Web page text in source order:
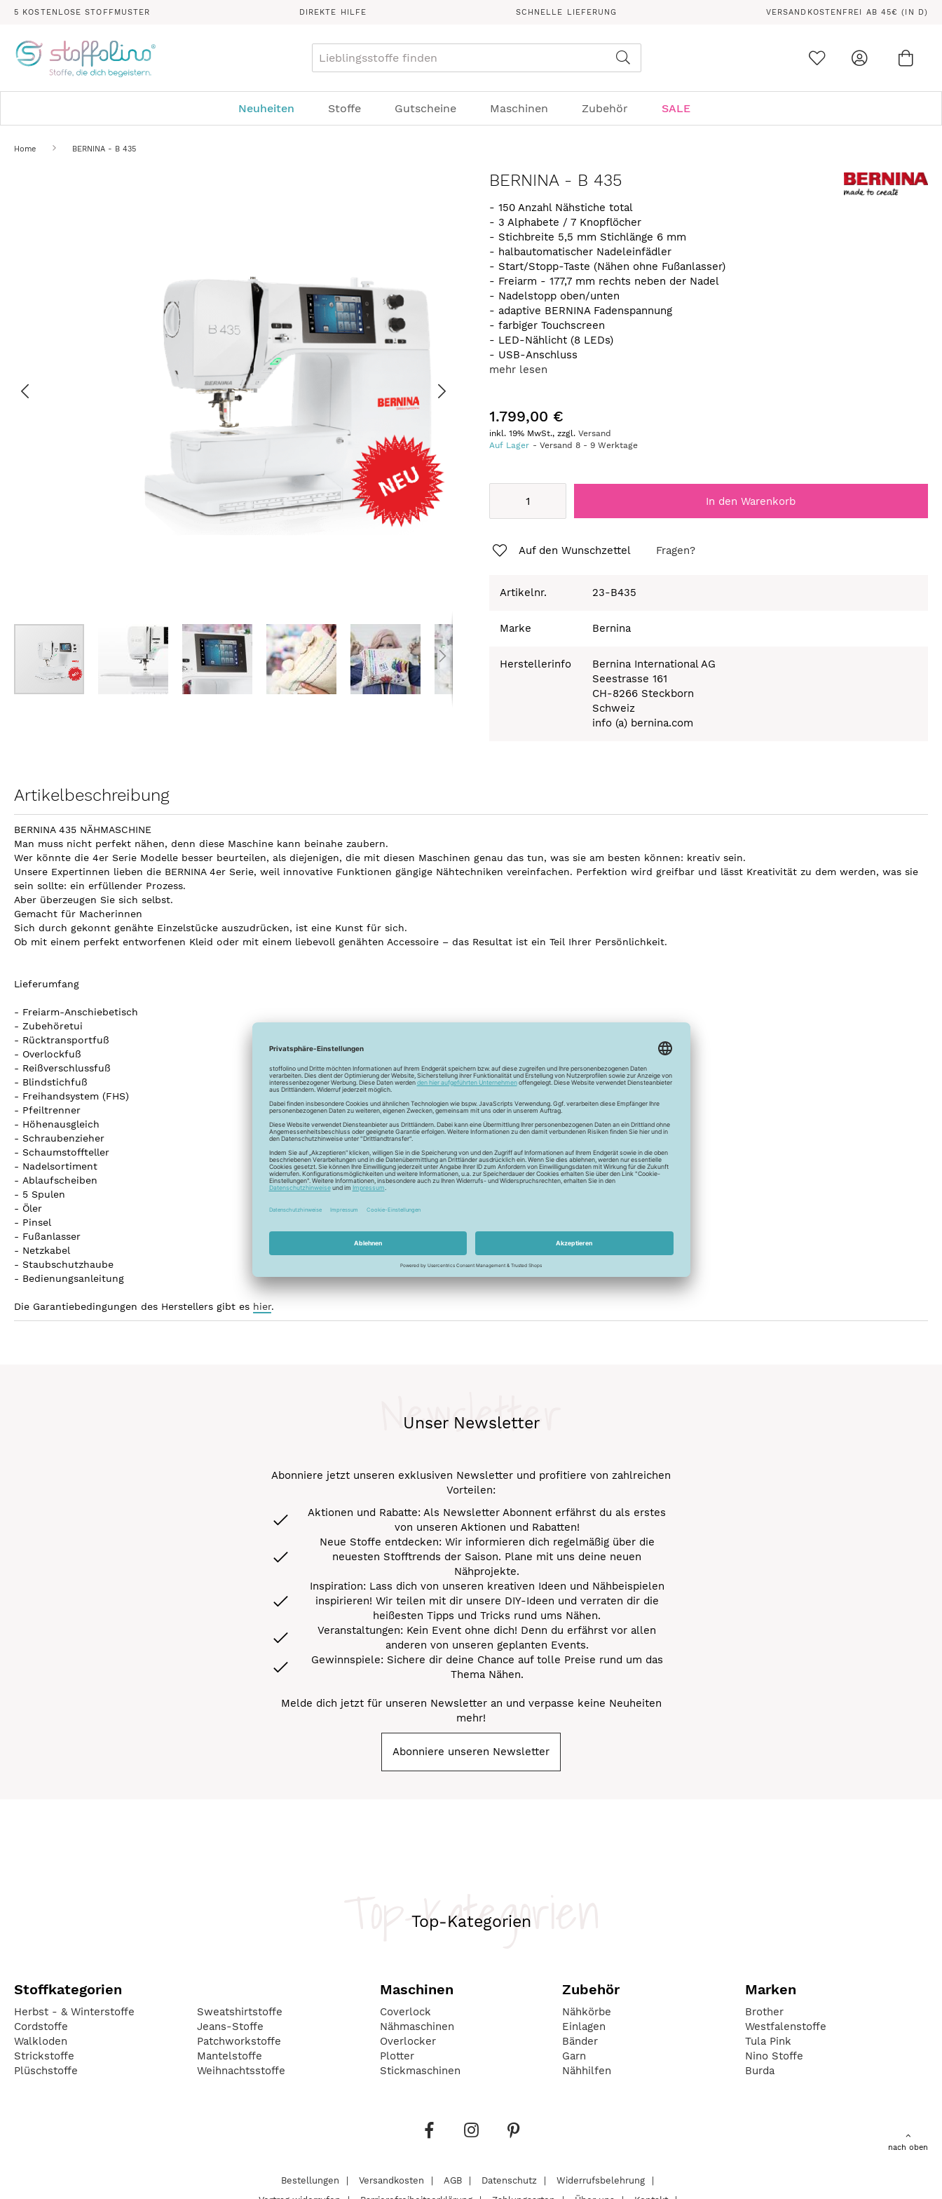
5 KOSTENLOSE STOFFMUSTER DIREKTE HILFE SCHNELLE LIEFERUNG VERSANDKOSTENFREI AB 45€ (IN D)
Suche
Neuheiten Stoffe Gutscheine Maschinen Zubehör SALE
Home BERNINA - B 435
BERNINA - B 435
- 150 Anzahl Nähstiche total
- 3 Alphabete / 7 Knopflöcher
- Stichbreite 5,5 mm Stichlänge 6 mm
- halbautomatischer Nadeleinfädler
- Start/Stopp-Taste (Nähen ohne Fußanlasser)
- Freiarm - 177,7 mm rechts neben der Nadel
- Nadelstopp oben/unten
- adaptive BERNINA Fadenspannung
- farbiger Touchscreen
- LED-Nählicht (8 LEDs)
- USB-Anschluss
mehr lesen
1.799,00 €
inkl. 19% MwSt., zzgl.Versand
Auf Lager
Versand8 - 9 Werktage
In den Warenkorb
Auf den Wunschzettel Fragen?
Artikelnr. 23-B435
Marke Bernina
Herstellerinfo
Bernina International AG
Seestrasse 161
CH-8266 Steckborn
Schweiz
info (a) bernina.com
Artikelbeschreibung
BERNINA 435 NÄHMASCHINE
Man muss nicht perfekt nähen, denn diese Maschine kann beinahe zaubern.
Wer könnte die 4er Serie Modelle besser beurteilen, als diejenigen, die mit diesen Maschinen genau das tun, was sie am besten können: kreativ sein.
Unsere Expertinnen lieben die BERNINA 4er Serie, weil innovative Funktionen gängige Nähtechniken vereinfachen. Perfektion wird greifbar und lässt Kreativität zu dem werden, was sie
sein sollte: ein erfüllender Prozess.
Aber überzeugen Sie sich selbst.
Gemacht für Macherinnen
Sich durch gekonnt genähte Einzelstücke auszudrücken, ist eine Kunst für sich.
Ob mit einem perfekt entworfenen Kleid oder mit einem liebevoll genähten Accessoire – das Resultat ist ein Teil Ihrer Persönlichkeit.
Lieferumfang
- Freiarm-Anschiebetisch
- Zubehöretui
- Rücktransportfuß
- Overlockfuß
- Reißverschlussfuß
- Blindstichfuß
- Freihandsystem (FHS)
- Pfeiltrenner
- Höhenausgleich
- Schraubenzieher
- Schaumstoffteller
- Nadelsortiment
- Ablaufscheiben
- 5 Spulen
- Öler
- Pinsel
- Fußanlasser
- Netzkabel
- Staubschutzhaube
- Bedienungsanleitung
Die Garantiebedingungen des Herstellers gibt es hier.
Unser Newsletter
Newsletter
Abonniere jetzt unseren exklusiven Newsletter und profitiere von zahlreichen
Vorteilen:
Aktionen und Rabatte: Als Newsletter Abonnent erfährst du als erstes
von unseren Aktionen und Rabatten!
Neue Stoffe entdecken: Wir informieren dich regelmäßig über die
neuesten Stofftrends der Saison. Plane mit uns deine neuen
Nähprojekte.
Inspiration: Lass dich von unseren kreativen Ideen und Nähbeispielen
inspirieren! Wir teilen mit dir unsere DIY-Ideen und verraten dir die
heißesten Tipps und Tricks rund ums Nähen.
Veranstaltungen: Kein Event ohne dich! Denn du erfährst vor allen
anderen von unseren geplanten Events.
Gewinnspiele: Sichere dir deine Chance auf tolle Preise rund um das
Thema Nähen.
Melde dich jetzt für unseren Newsletter an und verpasse keine Neuheiten
mehr!
Abonniere unseren Newsletter
Top-Kategorien
Top-Kategorien
Stoffkategorien
Herbst - & Winterstoffe
Cordstoffe
Walkloden
Strickstoffe
Plüschstoffe
Sweatshirtstoffe
Jeans-Stoffe
Patchworkstoffe
Mantelstoffe
Weihnachtsstoffe
Maschinen
Coverlock
Nähmaschinen
Overlocker
Plotter
Stickmaschinen
Zubehör
Nähkörbe
Einlagen
Bänder
Garn
Nähhilfen
Marken
Brother
Westfalenstoffe
Tula Pink
Nino Stoffe
Burda
nach oben
Bestellungen Versandkosten AGB Datenschutz
Widerrufsbelehrung